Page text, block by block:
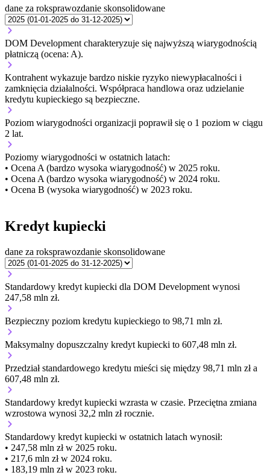
dane za roksprawozdanie skonsolidowane
DOM Development charakteryzuje się najwyższą wiarygodnością
płatniczą (ocena: A).
Kontrahent wykazuje bardzo niskie ryzyko niewypłacalności i
zamknięcia działalności. Współpraca handlowa oraz udzielanie
kredytu kupieckiego są bezpieczne.
Poziom wiarygodności organizacji poprawił się o 1 poziom w ciągu
2 lat.
Poziomy wiarygodności w ostatnich latach:
• Ocena A (bardzo wysoka wiarygodność) w 2025 roku.
• Ocena A (bardzo wysoka wiarygodność) w 2024 roku.
• Ocena B (wysoka wiarygodność) w 2023 roku.
Kredyt kupiecki
dane za roksprawozdanie skonsolidowane
Standardowy kredyt kupiecki dla DOM Development wynosi
247,58 mln zł.
Bezpieczny poziom kredytu kupieckiego to 98,71 mln zł.
Maksymalny dopuszczalny kredyt kupiecki to 607,48 mln zł.
Przedział standardowego kredytu mieści się między 98,71 mln zł a
607,48 mln zł.
Standardowy kredyt kupiecki wzrasta w czasie. Przeciętna zmiana
wzrostowa wynosi 32,2 mln zł rocznie.
Standardowy kredyt kupiecki w ostatnich latach wynosił:
• 247,58 mln zł w 2025 roku.
• 217,6 mln zł w 2024 roku.
• 183,19 mln zł w 2023 roku.